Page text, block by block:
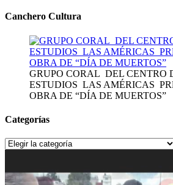
Canchero Cultura
GRUPO CORAL DEL CENTRO
ESTUDIOS LAS AMÉRICAS
OBRA DE “DÍA DE MUERTOS”
Categorías
Categorías